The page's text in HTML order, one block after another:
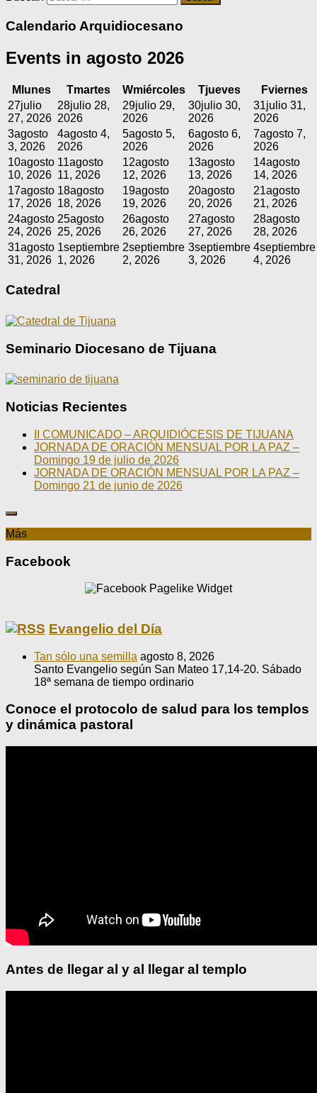
Calendario Arquidiocesano
Events in agosto 2026
M lunes Tmartes Wmiércoles Tjueves Fviernes
27julio
27, 2026
28julio 28,
2026
29julio 29,
2026
30julio 30,
2026
31julio 31,
2026
3agosto
3, 2026
4agosto 4,
2026
5agosto 5,
2026
6agosto 6,
2026
7agosto 7,
2026
10agosto
10, 2026
11agosto
11, 2026
12agosto
12, 2026
13agosto
13, 2026
14agosto
14, 2026
17agosto
17, 2026
18agosto
18, 2026
19agosto
19, 2026
20agosto
20, 2026
21agosto
21, 2026
24agosto
24, 2026
25agosto
25, 2026
26agosto
26, 2026
27agosto
27, 2026
28agosto
28, 2026
31agosto
31, 2026
1septiembre
1, 2026
2septiembre
2, 2026
3septiembre
3, 2026
4septiembre
4, 2026
Catedral
Seminario Diocesano de Tijuana
Noticias Recientes
II COMUNICADO – ARQUIDIÓCESIS DE TIJUANA
JORNADA DE ORACIÓN MENSUAL POR LA PAZ –
Domingo 19 de julio de 2026
JORNADA DE ORACIÓN MENSUAL POR LA PAZ –
Domingo 21 de junio de 2026
Más
Facebook
Evangelio del Día
Tan sólo una semilla agosto 8, 2026
Santo Evangelio según San Mateo 17,14-20. Sábado
18ª semana de tiempo ordinario
Conoce el protocolo de salud para los templos
y dinámica pastoral
Antes de llegar al y al llegar al templo